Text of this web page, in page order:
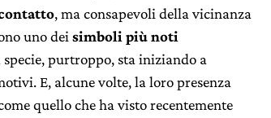
, ma consapevoli della vicinanza
uno dei simboli più noti
specie, purtroppo, sta iniziando a
E, alcune volte, la loro presenza
quello che ha visto recentemente